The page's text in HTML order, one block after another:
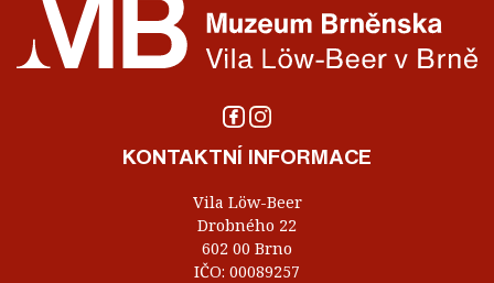
KONTAKTNÍ INFORMACE
Vila Löw-Beer
Drobného 22
602 00 Brno
IČO: 00089257